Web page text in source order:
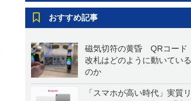
おすすめ記事
磁気切符の黄昏 QRコード
改札はどのように動いている
のか
「スマホが高い時代」実質リ